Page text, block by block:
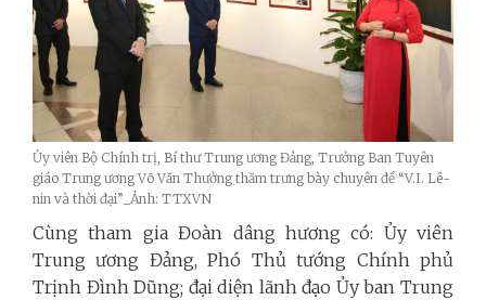
Ủy viên Bộ Chính trị, Bí thư Trung ương Đảng, Trưởng Ban Tuyên
giáo Trung ương Võ Văn Thưởng thăm trưng bày chuyên đề “V.I. Lê-
nin và thời đại”_Ảnh: TTXVN
Cùng tham gia Đoàn dâng hương có: Ủy viên
Trung ương Đảng, Phó Thủ tướng Chính phủ
Trịnh Đình Dũng; đại diện lãnh đạo Ủy ban Trung